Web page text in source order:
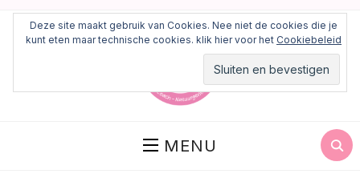
MENU
Deze site maakt gebruik van Cookies. Nee niet de cookies die je
kunt eten maar technische cookies. klik hier voor het Cookiebeleid